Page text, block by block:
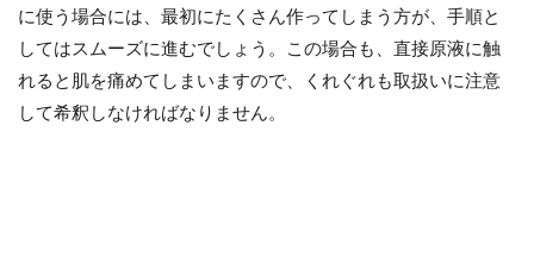
に使う場合には、最初にたくさん作ってしまう方が、手順と
してはスムーズに進むでしょう。この場合も、直接原液に触
れると肌を痛めてしまいますので、くれぐれも取扱いに注意
して希釈しなければなりません。